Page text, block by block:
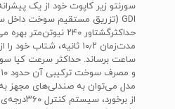
حداکثرگشتاور ۲۴۰
مدت‌زمان ۱۰٫۲ ثانیه، شتاب
مدل می‌توان به صندلی‌های مجهز
از برخورد،